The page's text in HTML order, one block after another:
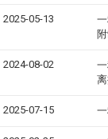
2025-05-13
2024-08-02
2025-07-15